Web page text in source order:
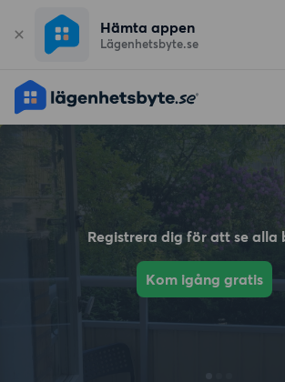
Hämta appen
Lägenhetsbyte.se
Registrera dig för att se alla
Kom igång gratis